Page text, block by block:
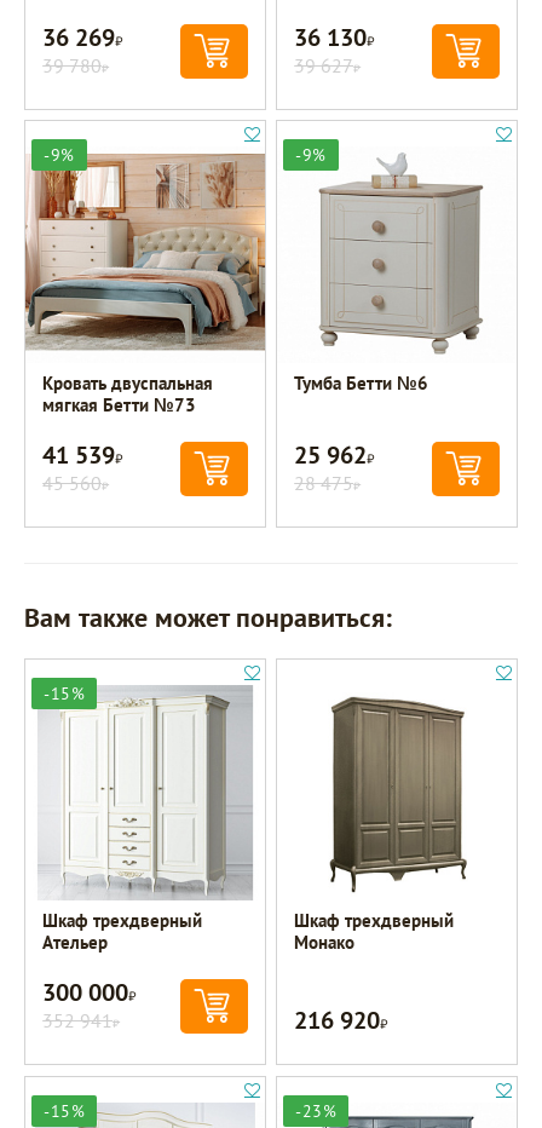
36 269Р
39 780Р
36 130Р
39 627Р
-9%
Кровать двуспальная
мягкая Бетти №73
41 539Р
45 560Р
-9%
Тумба Бетти №6
25 962Р
28 475Р
Вам также может понравиться:
-15%
Шкаф трехдверный
Ательер
300 000Р
352 941Р
Шкаф трехдверный
Монако
216 920Р
-15% -23%